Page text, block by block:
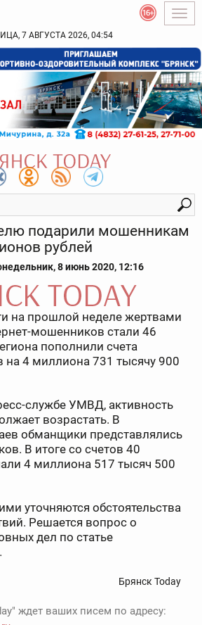
7 АВГУСТА 2026, 04:54
подарили мошенникам
рублей
8 июнь 2020, 12:16
на прошлой неделе жертвами
мошенников стали 46
пополнили счета
4 миллиона 731 тысячу 900
службе УМВД, активность
возрастать. В
обманщики представлялись
В итоге со счетов 40
4 миллиона 517 тысяч 500
уточняются обстоятельства
Решается вопрос о
дел по статье
Брянск Today
ждет ваших писем по адресу: